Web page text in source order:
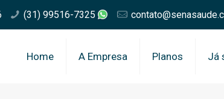
(31) 99516-7325
Home A Empresa Planos Já